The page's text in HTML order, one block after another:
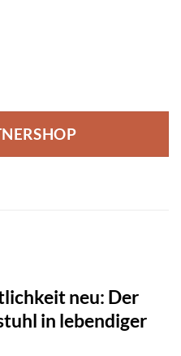
neu: Der
in lebendiger